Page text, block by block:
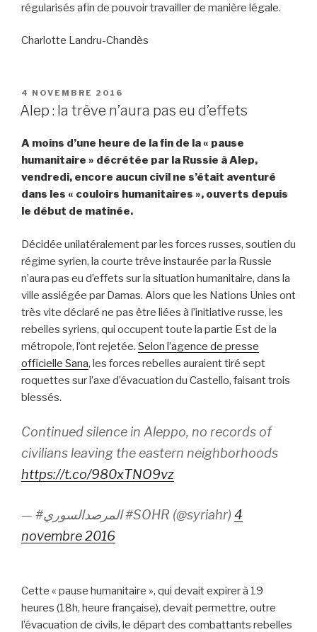
régularisés afin de pouvoir travailler de manière légale.
Charlotte Landru-Chandès
PUBLIÉ
LE
4 NOVEMBRE 2016
Alep : la trêve n’aura pas eu d’effets
A moins d’une heure de la fin de la « pause
humanitaire » décrétée par la Russie à Alep,
vendredi, encore aucun civil ne s’était aventuré
dans les « couloirs humanitaires », ouverts depuis
le début de matinée.
Décidée unilatéralement par les forces russes, soutien du
régime syrien, la courte trêve instaurée par la Russie
n’aura pas eu d’effets sur la situation humanitaire, dans la
ville assiégée par Damas. Alors que les Nations Unies ont
très vite déclaré ne pas être liées à l’initiative russe, les
rebelles syriens, qui occupent toute la partie Est de la
métropole, l’ont rejetée. Selon l’agence de presse
officielle Sana, les forces rebelles auraient tiré sept
roquettes sur l’axe d’évacuation du Castello, faisant trois
blessés.
Continued silence in Aleppo, no records of
civilians leaving the eastern neighborhoods
https://t.co/980xTNO9vz
— #المرصدالسوري #SOHR (@syriahr) 4
novembre 2016
Cette « pause humanitaire », qui devait expirer à 19
heures (18h, heure française), devait permettre, outre
l’évacuation de civils, le départ des combattants rebelles